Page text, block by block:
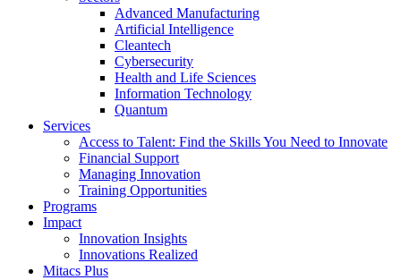
Advanced Manufacturing
Artificial Intelligence
Cleantech
Cybersecurity
Health and Life Sciences
Information Technology
Quantum
Services
Access to Talent: Find the Skills You Need to Innovate
Financial Support
Managing Innovation
Training Opportunities
Programs
Impact
Innovation Insights
Innovations Realized
Mitacs Plus